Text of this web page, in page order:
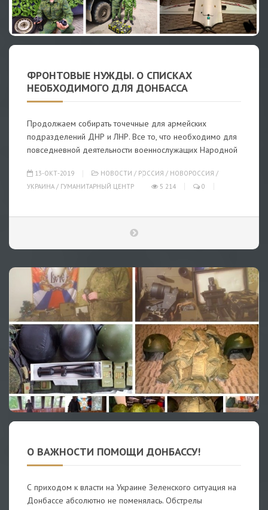
ФРОНТОВЫЕ НУЖДЫ. О СПИСКАХ
НЕОБХОДИМОГО ДЛЯ ДОНБАССА
Продолжаем собирать точечные для армейских
подразделений ДНР и ЛНР. Все то, что необходимо для
повседневной деятельности военнослужащих Народной
13-ОКТ-2019 НОВОСТИ / РОССИЯ / НОВОРОССИЯ /
УКРАИНА / ГУМАНИТАРНЫЙ ЦЕНТР 5 214 0
О ВАЖНОСТИ ПОМОЩИ ДОНБАССУ!
С приходом к власти на Украине Зеленского ситуация на
Донбассе абсолютно не поменялась. Обстрелы